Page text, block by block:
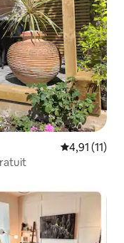
Évaluation
4,91 (11)